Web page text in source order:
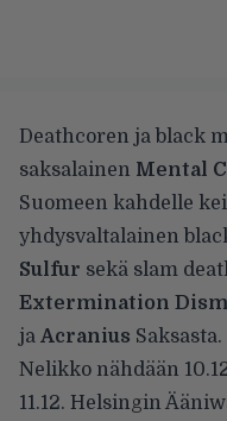
Deathcoren ja black
saksalainen Mental
Suomeen kahdelle
yhdysvaltalainen
Sulfur sekä slam
Extermination
ja Acranius Saksasta.
Nelikko nähdään
11.12. Helsingin